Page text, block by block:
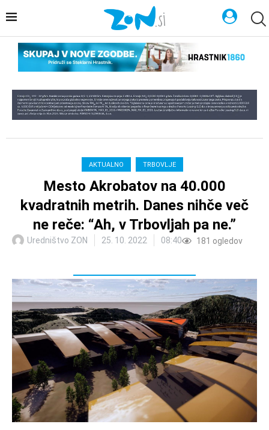
AKTUALNO TRBOVLJE
Mesto Akrobatov na 40.000
kvadratnih metrih. Danes nihče več
ne reče: “Ah, v Trbovljah pa ne.”
Uredništvo ZON 25. 10. 2022 08:40 181 ogledov